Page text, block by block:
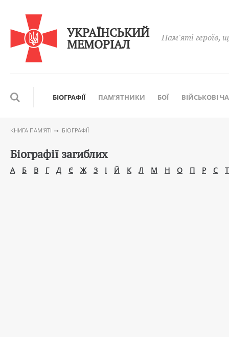
УКРАЇНСЬКИЙ
МЕМОРІАЛ Пам'яті героїв,
БІОГРАФІЇ ПАМ'ЯТНИКИ БОЇ ВІЙСЬКОВІ
КНИГА ПАМ′ЯТІ БІОГРАФІЇ
Біографії загиблих
А Б В Г Д Є Ж З І Й К Л М Н О П Р С Т